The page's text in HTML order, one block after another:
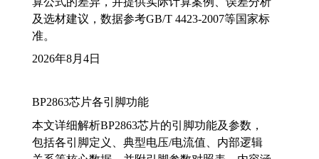
及选材建议，数据参考GB/T 4423-2007等国家标
准。
2026年8月4日
BP2863芯片各引脚功能
本文详细解析BP2863芯片的引脚功能及参数，
包括各引脚定义、典型电压/电流值、内部逻辑